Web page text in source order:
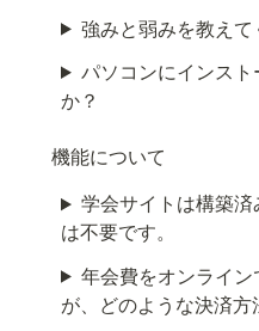
強みと弱みを教えて
パソコンにインス
か？
機能について
学会サイトは構築
は不要です。
年会費をオンライ
が、どのような決済